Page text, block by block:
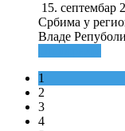
15. септембар
Србима у
Владе
1
2
3
4